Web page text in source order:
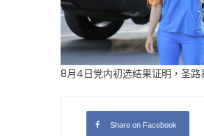
8月4日党内初选结果证明，圣
Share on Facebook